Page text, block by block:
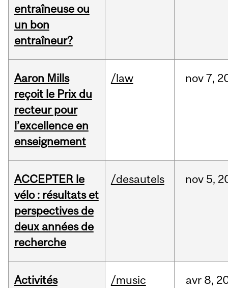
entraîneuse ou
un bon
entraîneur?
Aaron Mills
reçoit le Prix du
recteur pour
l’excellence en
enseignement
/law nov 7,
ACCEPTER le
vélo : résultats et
perspectives de
deux années de
recherche
/desautels nov 5,
Activités
/music avr 8,